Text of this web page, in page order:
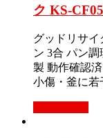
ク KS-
グッドリサ
ン 3合 パン
製 動作確認
小傷・釜に